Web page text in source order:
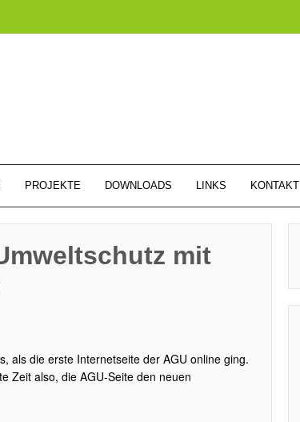
PROJEKTE DOWNLOADS LINKS KONTAKT
mit
als die erste Internetseite der AGU online ging.
Zeit also, die AGU-Seite den neuen